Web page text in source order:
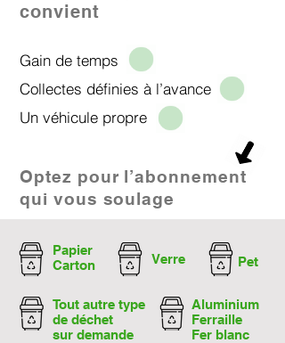
convient
Gain de temps
Collectes définies à l’avance
Un véhicule propre​
Optez pour l’abonnement
qui vous soulage
Papier
Carton
Verre Pet
Tout autre type
de déchet
sur demande
Aluminium
Ferraille
Fer blanc